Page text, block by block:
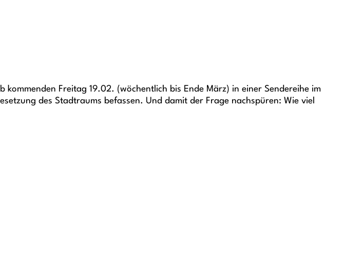
kommenden Freitag 19.02. (wöchentlich bis Ende März) in einer Sendereihe im
des Stadtraums befassen. Und damit der Frage nachspüren: Wie viel